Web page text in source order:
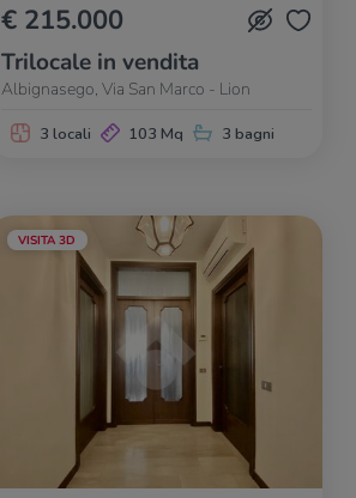
€ 215.000
Trilocale in vendita
Albignasego, Via San Marco - Lion
3 locali 103 Mq 3 bagni
VISITA 3D